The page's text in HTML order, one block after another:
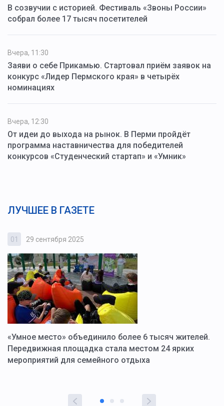
В созвучии с историей. Фестиваль «Звоны России»
собрал более 17 тысяч посетителей
Вчера, 11:30
Заяви о себе Прикамью. Стартовал приём заявок на
конкурс «Лидер Пермского края» в четырёх
номинациях
Вчера, 12:30
От идеи до выхода на рынок. В Перми пройдёт
программа наставничества для победителей
конкурсов «Студенческий стартап» и «Умник»
ЛУЧШЕЕ В ГАЗЕТЕ
01 29 сентября 2025
«Умное место» объединило более 6 тысяч жителей.
Передвижная площадка стала местом 24 ярких
мероприятий для семейного отдыха